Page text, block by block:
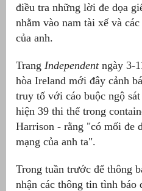
điều tra những lời đe dọa
nhằm vào nam tài xế và
của anh.
Trang Independentngày 3-
hòa Ireland mới đây cảnh
truy tố với cáo buộc ngộ
hiện 39 thi thể trong
Harrison - rằng "có mối đe
mạng của anh ta".
Trong tuần trước để thông
nhận các thông tin tình báo